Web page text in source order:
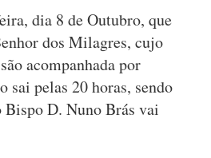
dia 8 de Outubro, que
dos Milagres, cujo
acompanhada por
sai pelas 20 horas, sendo
Bispo D. Nuno Brás vai